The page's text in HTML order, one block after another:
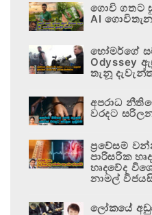
ගොවි ගතට
AI
හෝමර්ගේ
Odyssey
තැනූ
අපරාධ
වරදට
ප්‍රවේසම්
පාරිසරික
හෘදවේද
නාමල්
ලෝකයේ